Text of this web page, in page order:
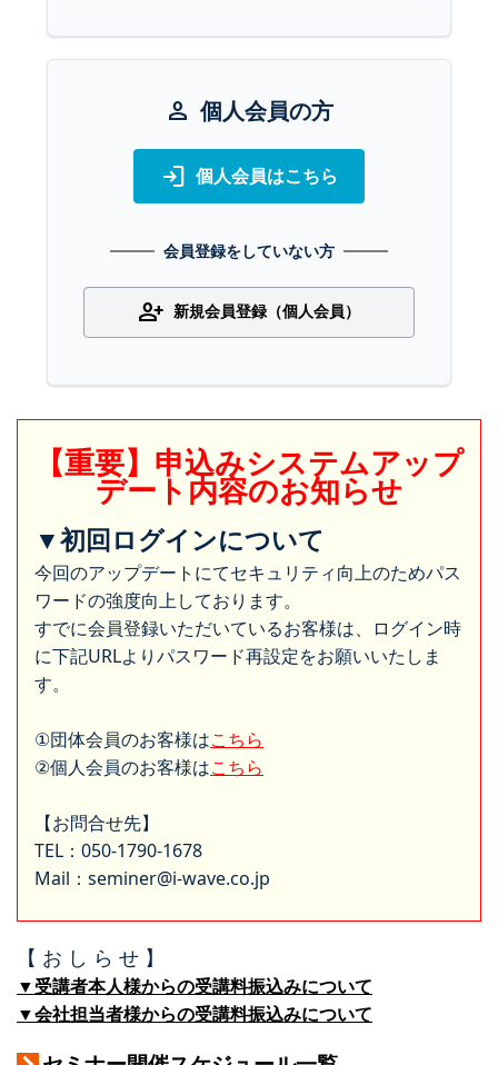
person 個人会員の方
login 個人会員はこちら
会員登録をしていない方
person_add 新規会員登録（個人会員）
【重要】申込みシステムアップ
デート内容のお知らせ
▼初回ログインについて
今回のアップデートにてセキュリティ向上のためパス
ワードの強度向上しております。
すでに会員登録いただいているお客様は、ログイン時
に下記URLよりパスワード再設定をお願いいたしま
す。
①団体会員のお客様はこちら
②個人会員のお客様はこちら
【お問合せ先】
TEL：050-1790-1678
Mail：seminer@i-wave.co.jp
【 お し ら せ 】
▼受講者本人様からの受講料振込みについて
▼会社担当者様からの受講料振込みについて